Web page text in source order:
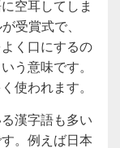
空耳してしま
受賞式で、
く口にするの
う意味です。
使われます。
漢字語も多い
。例えば日本